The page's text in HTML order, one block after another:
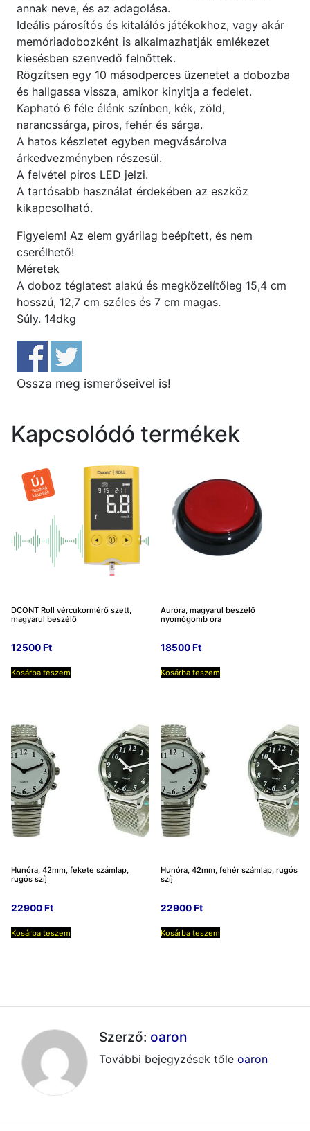
annak neve, és az adagolása.
Ideális párosítós és kitalálós játékokhoz, vagy akár
memóriadobozként is alkalmazhatják emlékezet
kiesésben szenvedő felnőttek.
Rögzítsen egy 10 másodperces üzenetet a dobozba
és hallgassa vissza, amikor kinyitja a fedelet.
Kapható 6 féle élénk színben, kék, zöld,
narancssárga, piros, fehér és sárga.
A hatos készletet egyben megvásárolva
árkedvezményben részesül.
A felvétel piros LED jelzi.
A tartósabb használat érdekében az eszköz
kikapcsolható.
Figyelem! Az elem gyárilag beépített, és nem
cserélhető!
Méretek
A doboz téglatest alakú és megközelítőleg 15,4 cm
hosszú, 12,7 cm széles és 7 cm magas.
Súly. 14dkg
Ossza meg ismerőseivel is!
Kapcsolódó termékek
DCONT Roll vércukormérő szett,
magyarul beszélő
12500Ft
Kosárba teszem
Auróra, magyarul beszélő
nyomógomb óra
18500Ft
Kosárba teszem
Hunóra, 42mm, fekete számlap,
rugós szíj
22900Ft
Kosárba teszem
Hunóra, 42mm, fehér számlap, rugós
szíj
22900Ft
Kosárba teszem
Szerző: oaron
További bejegyzések tőle oaron